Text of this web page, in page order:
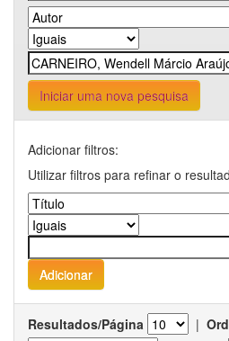
Iniciar uma nova pesquisa
Adicionar filtros:
Utilizar filtros para refinar o
Resultados/Página |